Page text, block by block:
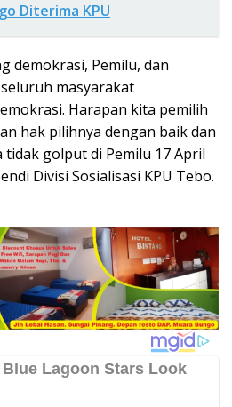
Diterima KPU
demokrasi, Pemilu, dan
masyarakat
Harapan kita pemilih
hak pilihnya dengan baik dan
tidak golput di Pemilu 17 April
Divisi Sosialisasi KPU Tebo.